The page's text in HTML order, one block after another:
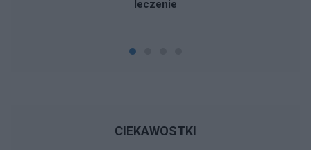
leczenie
CIEKAWOSTKI